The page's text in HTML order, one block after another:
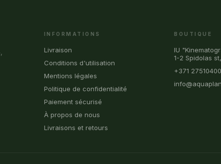
INFORMATIONS
Livraison
Conditions d'utilisation
Mentions légales
Politique de confidentialité
Paiement sécurisé
À propos de nous
Livraisons et retours
BOUTIQUE
IU
1-2 Spidolas
+371